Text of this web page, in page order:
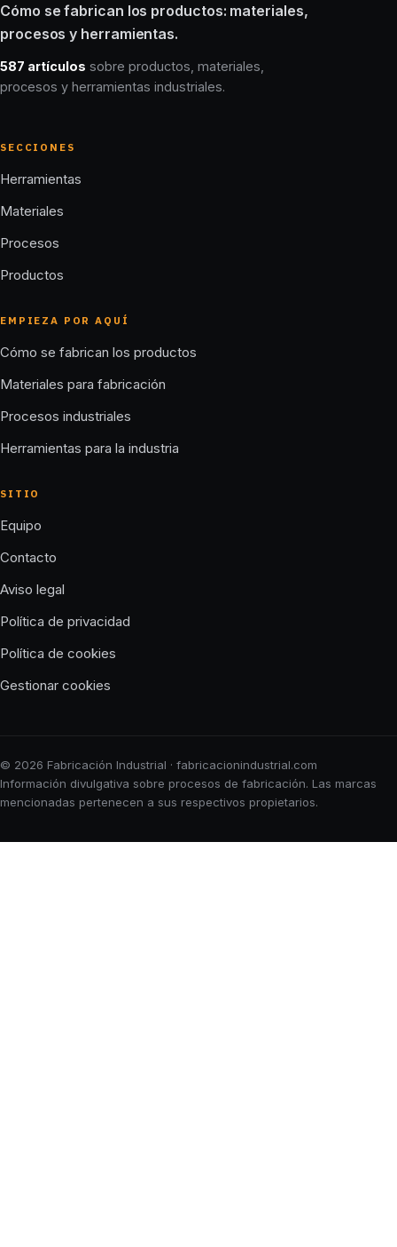
Cómo se fabrican los productos: materiales,
procesos y herramientas.
587 artículos sobre productos, materiales,
procesos y herramientas industriales.
SECCIONES
Herramientas
Materiales
Procesos
Productos
EMPIEZA POR AQUÍ
Cómo se fabrican los productos
Materiales para fabricación
Procesos industriales
Herramientas para la industria
SITIO
Equipo
Contacto
Aviso legal
Política de privacidad
Política de cookies
Gestionar cookies
© 2026 Fabricación Industrial · fabricacionindustrial.com
Información divulgativa sobre procesos de fabricación. Las marcas
mencionadas pertenecen a sus respectivos propietarios.